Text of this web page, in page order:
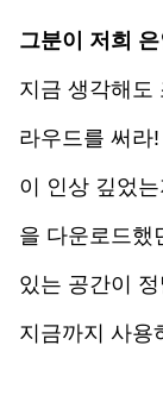
그분이 저희
지금 생각해도
라우드를 써라
이 인상 깊었
을 다운로드했
있는 공간이
지금까지 사용